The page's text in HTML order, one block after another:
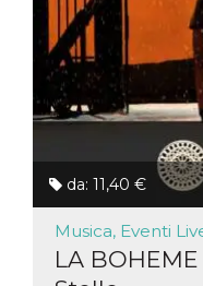
da: 11,40 €
Musica, Eventi
LA